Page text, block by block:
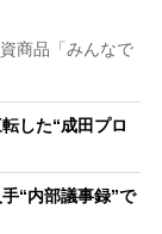
商品「みんなで
した“成田プロ
“内部議事録”で